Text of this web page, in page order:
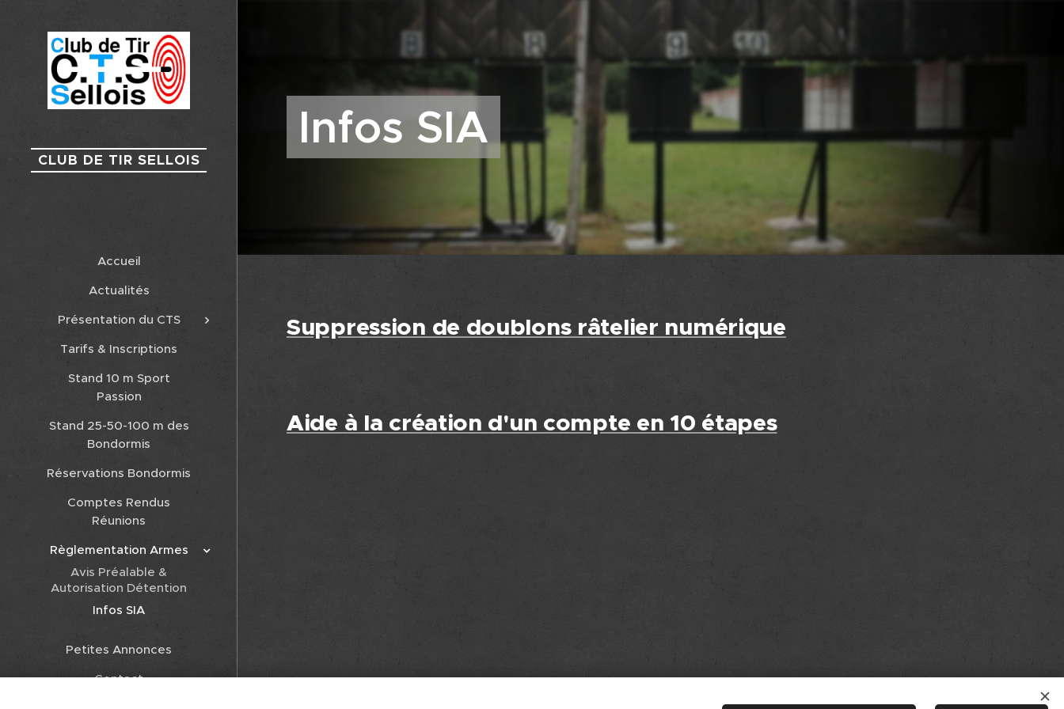
CLUB DE TIR SELLOIS
Accueil
Actualités
Présentation du CTS
Tarifs & Inscriptions
Stand 10 m Sport
Passion
Stand 25-50-100 m des
Bondormis
Réservations Bondormis
Comptes Rendus
Réunions
Règlementation Armes
Avis Préalable &
Autorisation Détention
Infos SIA
Petites Annonces
Contact
Infos SIA
Suppression de doublons râtelier numérique
Aide à la création d'un compte en 10 étapes